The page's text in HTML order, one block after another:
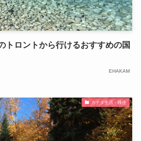
トロントから行けるおすすめの国
EHAKAM
カナダ生活・移住